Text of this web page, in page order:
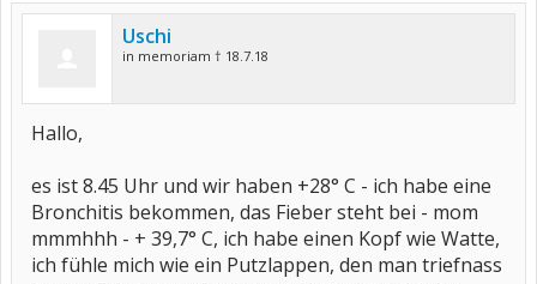
Uschi
in memoriam † 18.7.18
Hallo,
es ist 8.45 Uhr und wir haben +28° C - ich habe eine
Bronchitis bekommen, das Fieber steht bei - mom
mmmhhh - + 39,7° C, ich habe einen Kopf wie Watte,
ich fühle mich wie ein Putzlappen, den man triefnass